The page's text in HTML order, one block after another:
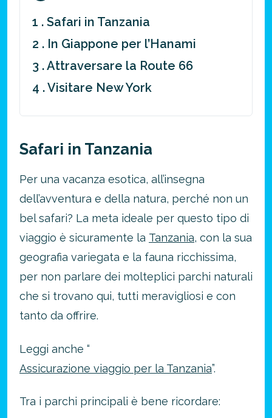
1 . Safari in Tanzania
2 . In Giappone per l’Hanami
3 . Attraversare la Route 66
4 . Visitare New York
Safari in Tanzania
Per una vacanza esotica, all’insegna
dell’avventura e della natura, perché non un
bel safari? La meta ideale per questo tipo di
viaggio è sicuramente la Tanzania, con la sua
geografia variegata e la fauna ricchissima,
per non parlare dei molteplici parchi naturali
che si trovano qui, tutti meravigliosi e con
tanto da offrire.
Leggi anche “
Assicurazione viaggio per la Tanzania”.
Tra i parchi principali è bene ricordare: